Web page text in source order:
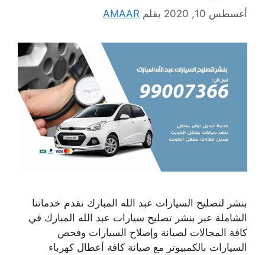
أغسطس 10, 2020 بقلم AMAAR
بنشر لتصليح السيارات عبد الله المبارك نقدم خدماتنا
الشاملة عبر بنشر تصليح سيارات عبد الله المبارك في
كافة المجالات لصيانة وإصلاح السيارات وفحص
السيارات بالكمبيوتر مع صيانة كافة أعطال كهرباء